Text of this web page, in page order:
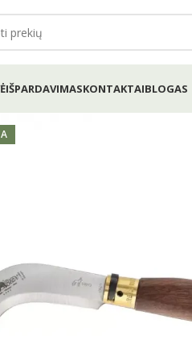
IŠPARDAVIMASKONTAKTAIBLOGAS